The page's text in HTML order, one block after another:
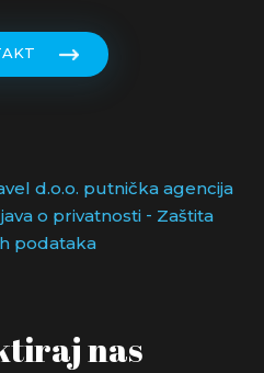
d.o.o. putnička agencija
o privatnosti- Zaštita
podataka
nas